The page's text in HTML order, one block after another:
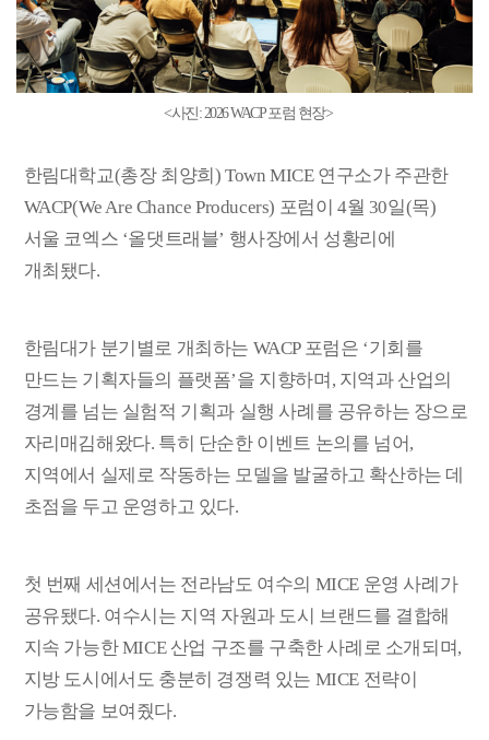
<사진: 2026 WACP 포럼 현장>
한림대학교(총장 최양희) Town MICE 연구소가 주관한
WACP(We Are Chance Producers) 포럼이4월 30일(목)
서울 코엑스 ‘올댓트래블’ 행사장에서 성황리에
개최됐다.
한림대가 분기별로 개최하는 WACP 포럼은 ‘기회를
만드는 기획자들의 플랫폼’을 지향하며 , 지역과 산업의
경계를 넘는 실험적 기획과 실행 사례를 공유하는 장으로
자리매김해왔다. 특히 단순한 이벤트 논의를 넘어,
지역에서 실제로 작동하는 모델을 발굴하고 확산하는 데
초점을 두고 운영하고 있다.
첫 번째 세션에서는 전라남도 여수의 MICE 운영 사례가
공유됐다. 여수시는 지역 자원과 도시 브랜드를 결합해
지속 가능한MICE 산업 구조를 구축한 사례로 소개되며,
지방 도시에서도 충분히 경쟁력 있는 MICE 전략이
가능함을 보여줬다.